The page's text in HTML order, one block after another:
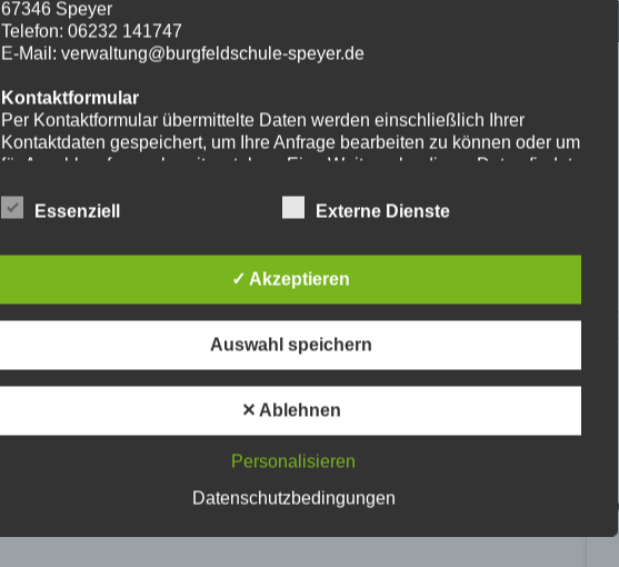
67346 Speyer
Telefon: 06232 141747
E-Mail: verwaltung@burgfeldschule-speyer.de
Kontaktformular
Per Kontaktformular übermittelte Daten werden einschließlich Ihrer
Kontaktdaten gespeichert, um Ihre Anfrage bearbeiten zu können oder um
für Anschlussfragen bereitzustehen. Eine Weitergabe dieser Daten findet
Die Verarbeitung der in das Kontaktformular eingegebenen Daten erfolgt
DSGVO). Ein Widerruf Ihrer bereits erteilten Einwilligung ist jederzeit
möglich. Für den Widerruf genügt eine formlose Mitteilung per E-Mail. Die
Datenverarbeitungsvorgänge bleibt vom Widerruf unberührt.
Über das Kontaktformular übermittelte Daten verbleiben bei uns, bis Sie
uns zur Löschung auffordern, Ihre Einwilligung zur Speicherung widerrufen
oder keine Notwendigkeit der Datenspeicherung mehr besteht. Zwingende
gesetzliche Bestimmungen - insbesondere Aufbewahrungsfristen - bleiben
unberührt.
Für Integration und Darstellung von Videoinhalten nutzt unsere Website
Cherry Ave., San Bruno, CA 94066, USA.
Essenziell Externe Dienste
✓ Akzeptieren
Auswahl speichern
✕ Ablehnen
Personalisieren
Datenschutzbedingungen